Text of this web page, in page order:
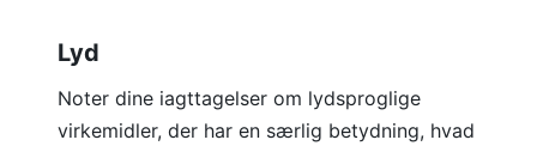
Lyd
Noter dine iagttagelser om lydsproglige
virkemidler, der har en særlig betydning, hvad